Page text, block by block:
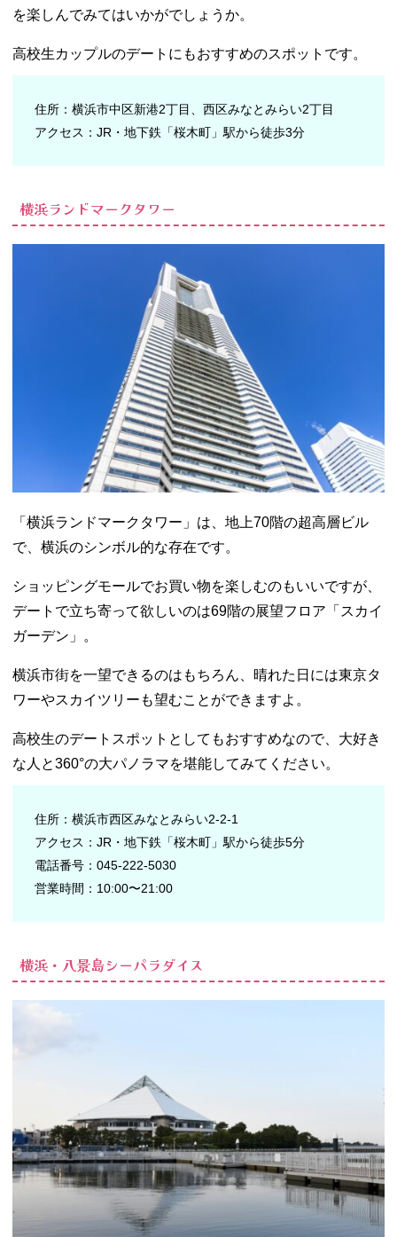
を楽しんでみてはいかがでしょうか。
高校生カップルのデートにもおすすめのスポットです。
住所：横浜市中区新港2丁目、西区みなとみらい2丁目
アクセス：JR・地下鉄「桜木町」駅から徒歩3分
横浜ランドマークタワー
「横浜ランドマークタワー」は、地上70階の超高層ビル
で、横浜のシンボル的な存在です。
ショッピングモールでお買い物を楽しむのもいいですが、
デートで立ち寄って欲しいのは69階の展望フロア「スカイ
ガーデン」。
横浜市街を一望できるのはもちろん、晴れた日には東京タ
ワーやスカイツリーも望むことができますよ。
高校生のデートスポットとしてもおすすめなので、大好き
な人と360°の大パノラマを堪能してみてください。
住所：横浜市西区みなとみらい2-2-1
アクセス：JR・地下鉄「桜木町」駅から徒歩5分
電話番号：045-222-5030
営業時間：10:00〜21:00
横浜・八景島シーパラダイス